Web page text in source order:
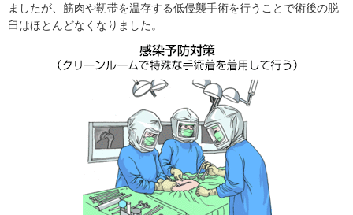
ましたが、筋肉や靭帯を温存する低侵襲手術を行うことで術後の脱
臼はほとんどなくなりました。